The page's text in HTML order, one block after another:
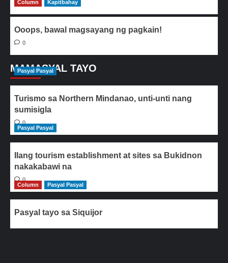
0
Column Kapitbahay
Ooops, bawal magsayang ng pagkain!
0
MAMASYAL TAYO
Pasyal Pasyal
Turismo sa Northern Mindanao, unti-unti nang
sumisigla
0
Pasyal Pasyal
Ilang tourism establishment at sites sa Bukidnon
nakakabawi na
0
Column
Pasyal Pasyal
Pasyal tayo sa Siquijor